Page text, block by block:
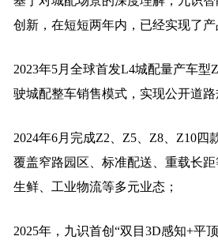
创新，在短短两年内，已经实现了
2023年5月全球首发L4城配量产车型
驶城配整车销售模式，实现公开道路
2024年6月完成Z2、Z5、Z8、Z10四
覆盖窄路园区、标准配送、重载长距
生鲜、工业物流等多元业态；
2025年，九识首创“双目3D感知+平